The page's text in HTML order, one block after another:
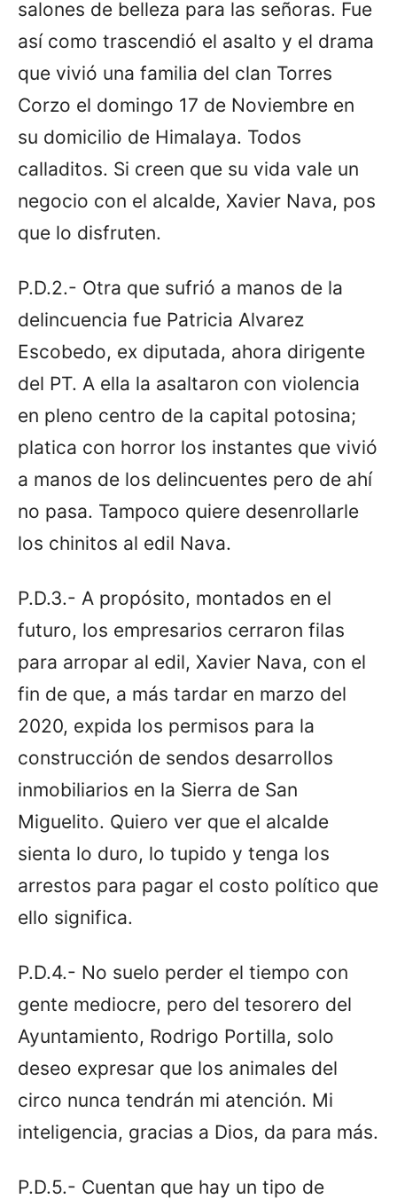
salones de belleza para las señoras. Fue
así como trascendió el asalto y el drama
que vivió una familia del clan Torres
Corzo el domingo 17 de Noviembre en
su domicilio de Himalaya. Todos
calladitos. Si creen que su vida vale un
negocio con el alcalde, Xavier Nava, pos
que lo disfruten.
P.D.2.- Otra que sufrió a manos de la
delincuencia fue Patricia Alvarez
Escobedo, ex diputada, ahora dirigente
del PT. A ella la asaltaron con violencia
en pleno centro de la capital potosina;
platica con horror los instantes que vivió
a manos de los delincuentes pero de ahí
no pasa. Tampoco quiere desenrollarle
los chinitos al edil Nava.
P.D.3.- A propósito, montados en el
futuro, los empresarios cerraron filas
para arropar al edil, Xavier Nava, con el
fin de que, a más tardar en marzo del
2020, expida los permisos para la
construcción de sendos desarrollos
inmobiliarios en la Sierra de San
Miguelito. Quiero ver que el alcalde
sienta lo duro, lo tupido y tenga los
arrestos para pagar el costo político que
ello significa.
P.D.4.- No suelo perder el tiempo con
gente mediocre, pero del tesorero del
Ayuntamiento, Rodrigo Portilla, solo
deseo expresar que los animales del
circo nunca tendrán mi atención. Mi
inteligencia, gracias a Dios, da para más.
P.D.5.- Cuentan que hay un tipo de